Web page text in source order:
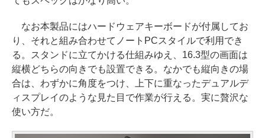
なお本製品にはハードウェアキーボードが付属してお
り、それと組み合わせてノートPCスタイルで利用でき
る。スタンドに立てかける仕組みゆえ、16.3型の画面は
縦横どちらの向きでも設置できる。なかでも縦向きの場
合は、わずかに角度をつけ、上下に重なったデュアルデ
ィスプレイのような見た目で作業が行える。実に贅沢な
使い方だ。